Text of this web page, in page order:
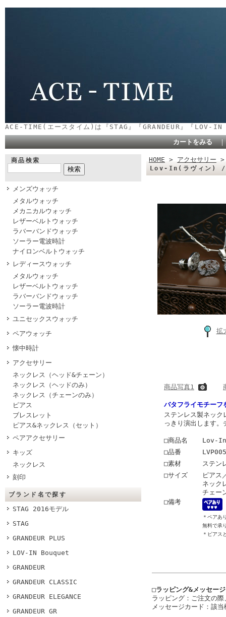
ACE-TIME(エースタイム)は『STAG』『GRANDEUR』『
カートをみる
商品検索
メンズウォッチ
メタルウォッチ
メカニカルウォッチ
レザーベルトウォッチ
ラバーバンドウォッチ
ソーラー電波時計
ナイロンベルトウォッチ
レディースウォッチ
メタルウォッチ
レザーベルトウォッチ
ラバーバンドウォッチ
ソーラー電波時計
ユニセックスウォッチ
ペアウォッチ
懐中時計
アクセサリー
ネックレス（ヘッド&チェーン）
ネックレス（ヘッドのみ）
ネックレス（チェーンのみ）
ピアス
ブレスレット
ピアス&ネックレス（セット）
ペアアクセサリー
キッズ
ネックレス
刻印
ブランド名で探す
STAG 2016モデル
STAG
GRANDEUR PLUS
LOV-IN Bouquet
GRANDEUR
GRANDEUR CLASSIC
GRANDEUR ELEGANCE
GRANDEUR GR
HOME > アクセサリー
Lov-In(ラヴィン
拡
商品写真1
バタフライモチーフ
ステンレス製ネック
っきり演出します
□商品名
Lov-
□品番
□素材
ステン
□サイズ
ピアス
ネック
チェー
□備考
＊ペアあ
無料で承
＊ピアス
□ラッピング&メッセー
ラッピング：ご注文の
メッセージカード：該